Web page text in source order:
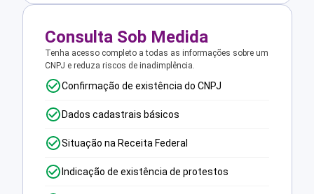
Consulta Sob Medida
Tenha acesso completo a todas as informações sobre um
CNPJ e reduza riscos de inadimplência.
Confirmação de existência do CNPJ
Dados cadastrais básicos
Situação na Receita Federal
Indicação de existência de protestos